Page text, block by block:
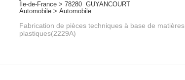
Île-de-France > 78280 GUYANCOURT
Automobile > Automobile
Fabrication de pièces techniques à base de matières
plastiques(2229A)